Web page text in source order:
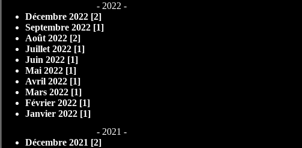
- 2022 -
Décembre 2022 [2]
Septembre 2022 [1]
Août 2022 [2]
Juillet 2022 [1]
Juin 2022 [1]
Mai 2022 [1]
Avril 2022 [1]
Mars 2022 [1]
Février 2022 [1]
Janvier 2022 [1]
- 2021 -
Décembre 2021 [2]